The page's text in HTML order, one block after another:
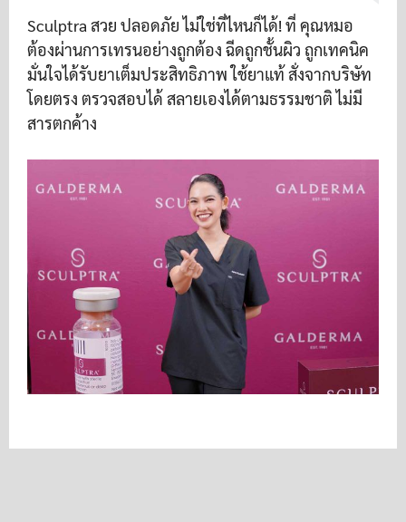
Sculptra สวย ปลอดภัย ไม่ใช่ที่ไหนก็ได้! ที่ คุณหมอ
ต้องผ่านการเทรนอย่างถูกต้อง ฉีดถูกชั้นผิว ถูกเทคนิค
มั่นใจได้รับยาเต็มประสิทธิภาพ ใช้ยาแท้ สั่งจากบริษัท
โดยตรง ตรวจสอบได้ สลายเองได้ตามธรรมชาติ ไม่มี
สารตกค้าง